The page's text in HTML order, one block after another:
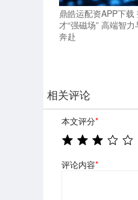
鼎皓运配资APP下载
才“强磁场” 高端智
奔赴
相关评论
本文评分*
评论内容*